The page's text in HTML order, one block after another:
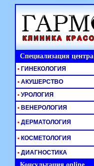
Специализация центра
• ГИНЕКОЛОГИЯ
• АКУШЕРСТВО
• УРОЛОГИЯ
• ВЕНЕРОЛОГИЯ
• ДЕРМАТОЛОГИЯ
• КОСМЕТОЛОГИЯ
• ДИАГНОСТИКА